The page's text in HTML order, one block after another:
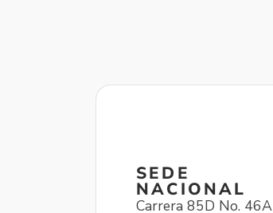
SEDE
NACIONAL
Carrera 85D No. 46A